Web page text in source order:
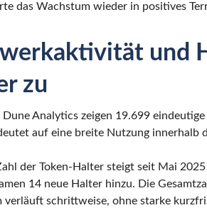
das Wachstum wieder in positives
und
zu
Dune Analytics zeigen 19.699
auf eine breite Nutzung innerhalb
der Token-Halter steigt seit Mai
14 neue Halter hinzu. Die
verläuft schrittweise, ohne starke